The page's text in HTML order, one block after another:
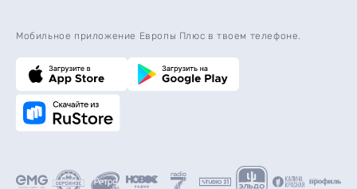
Мобильное приложение Европы Плюс в твоем телефоне.